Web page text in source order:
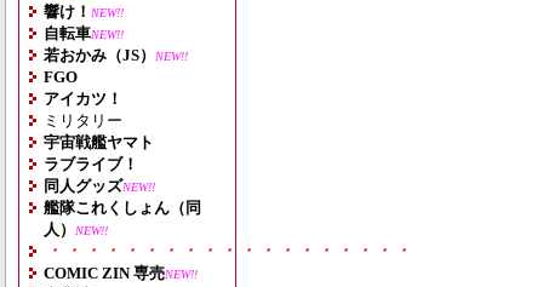
響け！ NEW!!
自転車NEW!!
若おかみ（JS） NEW!!
FGO
アイカツ！
ミリタリー
宇宙戦艦ヤマト
ラブライブ！
同人グッズNEW!!
艦隊これくしょん（同
人）
NEW!!
・・・・・・・・・・・・・・・・・・・
COMIC ZIN 専売NEW!!